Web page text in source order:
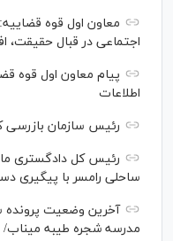
معاون اول قوه
اجتماعی در قبال
پیام معاون اول قوه
اطلاعات
رئیس سازمان بازرسی
ساحلی رامسر با پیگیری
آخرین وضعیت پرونده
مدرسه شجره طیبه میناب/